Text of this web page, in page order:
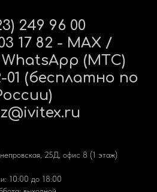
249 96 00
17 82 - MAX /
(МТС)
01 (бесплатно по
25Д, офис 8 (1 этаж)
10:00 до 18:00